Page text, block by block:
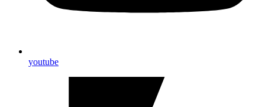
youtube